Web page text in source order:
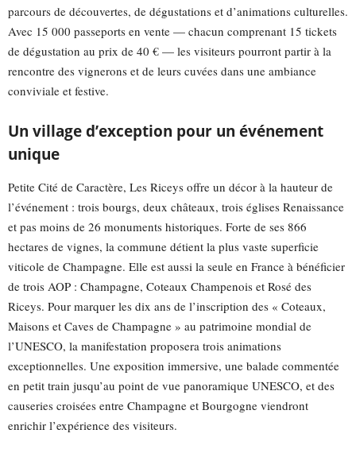
parcours de découvertes, de dégustations et d’animations culturelles.
Avec 15 000 passeports en vente — chacun comprenant 15 tickets
de dégustation au prix de 40 € — les visiteurs pourront partir à la
rencontre des vignerons et de leurs cuvées dans une ambiance
conviviale et festive.
Un village d’exception pour un événement
unique
Petite Cité de Caractère, Les Riceys offre un décor à la hauteur de
l’événement : trois bourgs, deux châteaux, trois églises Renaissance
et pas moins de 26 monuments historiques. Forte de ses 866
hectares de vignes, la commune détient la plus vaste superficie
viticole de Champagne. Elle est aussi la seule en France à bénéficier
de trois AOP : Champagne, Coteaux Champenois et Rosé des
Riceys. Pour marquer les dix ans de l’inscription des « Coteaux,
Maisons et Caves de Champagne » au patrimoine mondial de
l’UNESCO, la manifestation proposera trois animations
exceptionnelles. Une exposition immersive, une balade commentée
en petit train jusqu’au point de vue panoramique UNESCO, et des
causeries croisées entre Champagne et Bourgogne viendront
enrichir l’expérience des visiteurs.